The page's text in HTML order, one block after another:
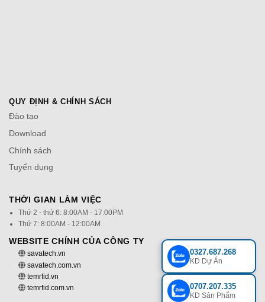
QUY ĐỊNH & CHÍNH SÁCH
Đào tạo
Download
Chính sách
Tuyển dụng
THỜI GIAN LÀM VIỆC
Thứ 2 - thứ 6: 8:00AM - 17:00PM
Thứ 7: 8:00AM - 12:00AM
WEBSITE CHÍNH CỦA CÔNG TY
savatech.vn
savatech.com.vn
temrfid.vn
temrfid.com.vn
0327.687.268
KD Dự Án
0707.207.335
KD Sản Phẩm